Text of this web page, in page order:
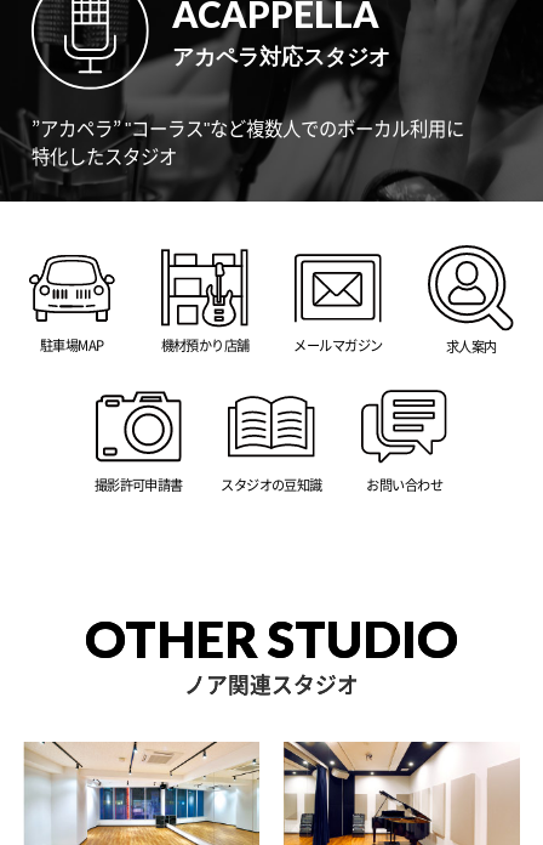
ACAPPELLA
アカペラ対応スタジオ
”アカペラ” "コーラス"など複数人でのボーカル利用に
特化したスタジオ
駐車場MAP 機材預かり店舗 メールマガジン 求人案内
撮影許可申請書 スタジオの豆知識 お問い合わせ
OTHER STUDIO
ノア関連スタジオ